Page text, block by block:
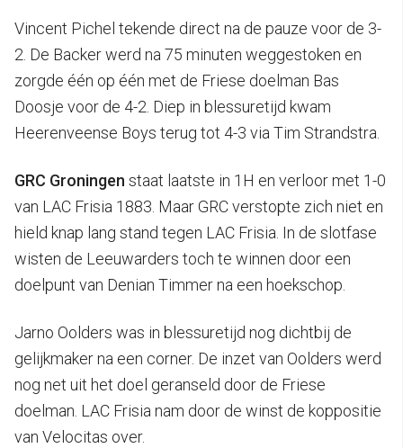
Vincent Pichel tekende direct na de pauze voor de 3-
2. De Backer werd na 75 minuten weggestoken en
zorgde één op één met de Friese doelman Bas
Doosje voor de 4-2. Diep in blessuretijd kwam
Heerenveense Boys terug tot 4-3 via Tim Strandstra.
GRC Groningen staat laatste in 1H en verloor met 1-0
van LAC Frisia 1883. Maar GRC verstopte zich niet en
hield knap lang stand tegen LAC Frisia. In de slotfase
wisten de Leeuwarders toch te winnen door een
doelpunt van Denian Timmer na een hoekschop.
Jarno Oolders was in blessuretijd nog dichtbij de
gelijkmaker na een corner. De inzet van Oolders werd
nog net uit het doel geranseld door de Friese
doelman. LAC Frisia nam door de winst de koppositie
van Velocitas over.